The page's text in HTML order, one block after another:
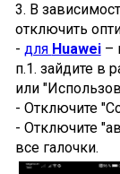
3. В
отключить
- для Huawei–
п.1. зайдите в
или
- Отключите
- Отключите
все галочки.